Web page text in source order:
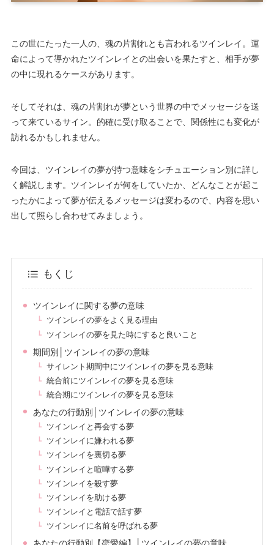
この世にたった一人の、魂の片割れとも言われるツインレイ。運
命によって導かれたツインレイとの出会いを果たすと、相手が夢
の中に現れるケースがあります。
そしてそれは、魂の片割れが夢という世界の中でメッセージを送
って来ているサイン。的確に受け取ることで、関係性にも変化が
訪れるかもしれません。
今回は、ツインレイの夢が持つ意味をシチュエーション別に詳し
く解説します。ツインレイが何をしていたか、どんなことが起こ
ったかによって夢が伝えるメッセージは変わるので、内容を思い
出して照らし合わせてみましょう。
もくじ
ツインレイに関する夢の意味
ツインレイの夢をよく見る理由
ツインレイの夢を見た時にすると良いこと
期間別│ツインレイの夢の意味
サイレント期間中にツインレイの夢を見る意味
統合前にツインレイの夢を見る意味
統合期にツインレイの夢を見る意味
あなたの行動別│ツインレイの夢の意味
ツインレイと再会する夢
ツインレイに嫌われる夢
ツインレイを裏切る夢
ツインレイと喧嘩する夢
ツインレイを殺す夢
ツインレイを助ける夢
ツインレイと電話で話す夢
ツインレイに名前を呼ばれる夢